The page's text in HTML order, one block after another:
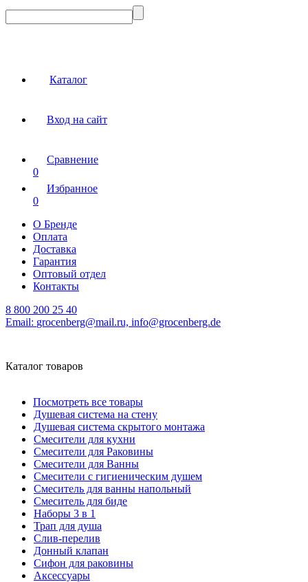
Каталог
Вход на сайт
Сравнение
0
Избранное
0
О Бренде
Оплата
Доставка
Гарантия
Оптовый отдел
Контакты
8 800 200 25 40
Email: grocenberg@mail.ru, info@grocenberg.de
Каталог товаров
Посмотреть все товары
Душевая система на стену
Душевая система скрытого монтажа
Смесители для кухни
Смесители для Раковины
Смесители для Ванны
Смесители с гигиеническим душем
Смеситель для ванны напольный
Смеситель для биде
Наборы 3 в 1
Трап для душа
Слив-перелив
Донный клапан
Сифон для раковины
Аксессуары